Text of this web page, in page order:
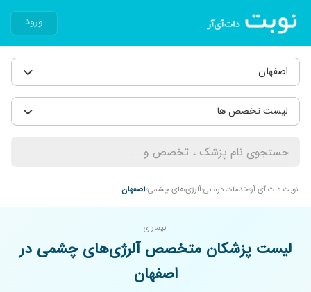
ورود
اصفهان
لیست تخصص ها
نوبت دات آی آر خدمات درمانیآلرژی‌های چشمی اصفهان
بیماری
لیست پزشکان متخصص آلرژی‌های چشمی در
اصفهان